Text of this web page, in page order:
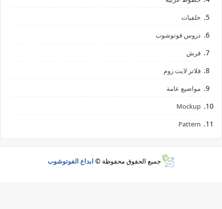
خلفيات
دروس فوتوشوب
فرش
فلاتر لايت روم
مواضيع عامة
Mockup
Pattern
جميع الحقوق محفوظة © ابداع الفوتوشوب